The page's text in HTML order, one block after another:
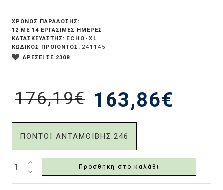
163,86€
176,19€
ΠΟΝΤΟΙ ΑΝΤΑΜΟΙΒΗΣ:246
ΧΡΟΝΟΣ ΠΑΡΑΔΟΣΗΣ:
12 ΜΕ 14 ΕΡΓΆΣΙΜΕΣ ΗΜΈΡΕΣ
ΚΑΤΑΣΚΕΥΑΣΤΗΣ: ECHO-XL
ΚΩΔΙΚΟΣ ΠΡΟΪΟΝΤΟΣ: 241145
ΑΡΕΣΕΙ ΣΕ 2308
Προσθήκη στο καλάθι